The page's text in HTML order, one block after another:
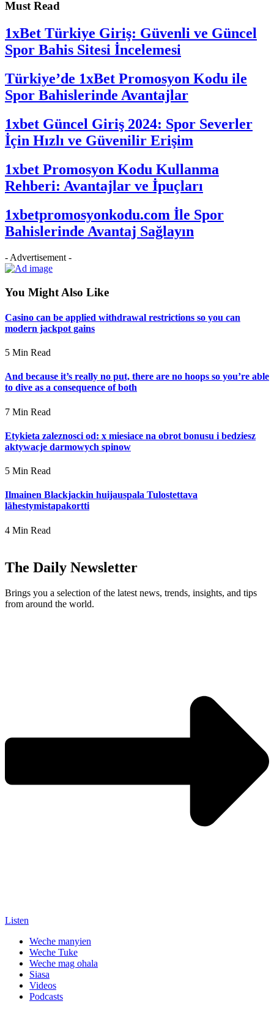
Must Read
1xBet Türkiye Giriş: Güvenli ve Güncel
Spor Bahis Sitesi İncelemesi
Türkiye’de 1xBet Promosyon Kodu ile
Spor Bahislerinde Avantajlar
1xbet Güncel Giriş 2024: Spor Severler
İçin Hızlı ve Güvenilir Erişim
1xbet Promosyon Kodu Kullanma
Rehberi: Avantajlar ve İpuçları
1xbetpromosyonkodu.com İle Spor
Bahislerinde Avantaj Sağlayın
- Advertisement -
You Might Also Like
Casino can be applied withdrawal restrictions so you can
modern jackpot gains
5 Min Read
And because it’s really no put, there are no hoops so you’re able
to dive as a consequence of both
7 Min Read
Etykieta zaleznosci od: x miesiace na obrot bonusu i bedziesz
aktywacje darmowych spinow
5 Min Read
Ilmainen Blackjackin huijauspala Tulostettava
lähestymistapakortti
4 Min Read
The Daily Newsletter
Brings you a selection of the latest news, trends, insights, and tips
from around the world.
Listen
Weche manyien
Weche Tuke
Weche mag ohala
Siasa
Videos
Podcasts